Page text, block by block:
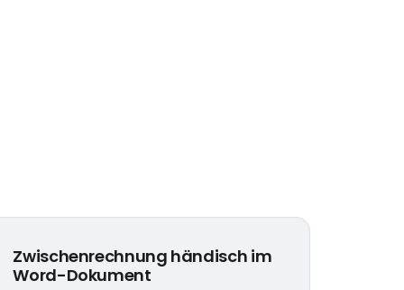
Zwischenrechnung händisch im
Word-Dokument